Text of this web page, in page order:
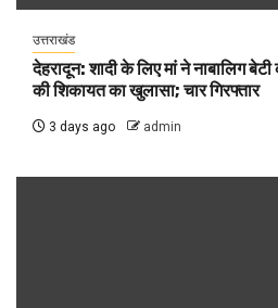
उत्तराखंड
देहरादून: शादी के लिए मां ने नाबालिग
की शिकायत का खुलासा; चार गिरफ्तार
3 days ago admin